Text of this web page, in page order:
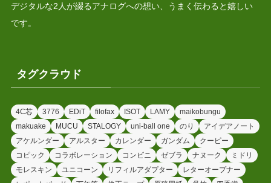
デジタルな2人が綴るアナログへの想い、うまく伝わると嬉しい
です。
タグクラウド
4C芯 3776 EDiT filofax ISOT LAMY
maikobungu
makuake
MUCU STALOGY uni-ball one のり
アイデアノート
アケルンダー
アルスター カレンダー ガンダム
クーピー
コピック
コラボレーション コンビニ ゼブラ ナヌーク
ミドリ
モレスキン
ユニコーン リフィルアダプター
レターオープナー